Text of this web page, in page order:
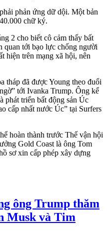
phản ứng dữ dội. Một bản
chữ ký.
2 cho biết cô cảm thấy bất
quan tới bạo lực chống người
hiện trên mạng xã hội, nên
tháp đã được Young theo đuổi
tới Ivanka Trump. Ông kể
phát triển bất động sản Úc
cấp nhất nước Úc” tại Surfers
hoàn thành trước Thế vận hội
Gold Coast là ông Tom
sơ xin cấp phép xây dựng
ông Trump thăm
Musk và Tim